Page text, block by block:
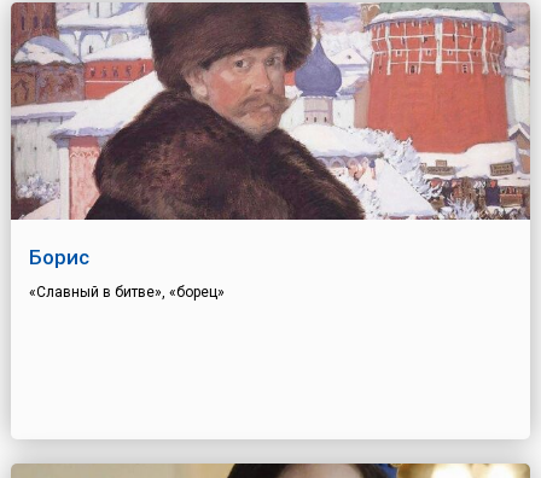
Борис
«Славный в битве», «борец»